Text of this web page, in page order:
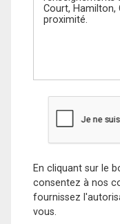
En cliquant sur le
consentez à nos
fournissez
vous.